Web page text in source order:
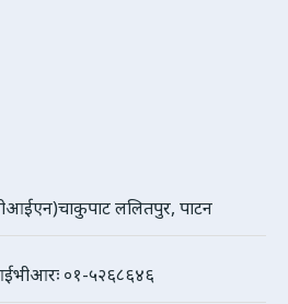
ललितपुर, पाटन
०१-५२६८६४६